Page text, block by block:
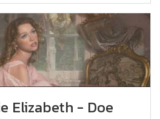
Elizabeth - Doe